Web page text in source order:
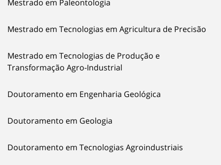
Mestrado em Paleontologia
Mestrado em Tecnologias em Agricultura de Precisão
Mestrado em Tecnologias de Produção e
Transformação Agro-Industrial
Doutoramento em Engenharia Geológica
Doutoramento em Geologia
Doutoramento em Tecnologias Agroindustriais